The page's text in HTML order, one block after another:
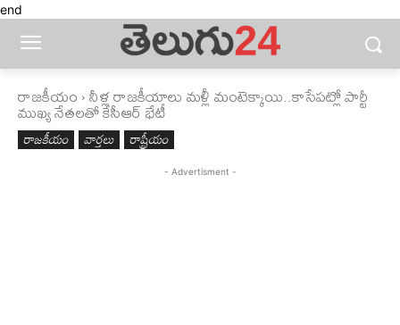
end
రాజకీయం నీళ్ల రాజకీయాలు మళ్లీ మంటెక్కాయి..కాసేపట్లో పార్టీ
ముఖ్య నేతలతో కేసీఆర్ భేటీ
రాజకీయం వార్తలు రాష్ట్రీయం
- Advertisment -